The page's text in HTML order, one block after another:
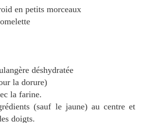
en petits morceaux
déshydratée
la dorure)
la farine.
(sauf le jaune) au centre et
doigts.